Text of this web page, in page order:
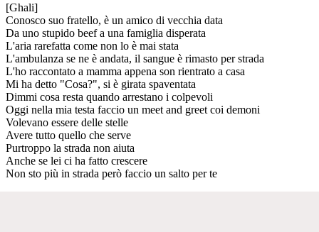
[Ghali]
Conosco suo fratello, è un amico di vecchia data
Da uno stupido beef a una famiglia disperata
L'aria rarefatta come non lo è mai stata
L'ambulanza se ne è andata, il sangue è rimasto per strada
L'ho raccontato a mamma appena son rientrato a casa
Mi ha detto "Cosa?", si è girata spaventata
Dimmi cosa resta quando arrestano i colpevoli
Oggi nella mia testa faccio un meet and greet coi demoni
Volevano essere delle stelle
Avere tutto quello che serve
Purtroppo la strada non aiuta
Anche se lei ci ha fatto crescere
Non sto più in strada però faccio un salto per te